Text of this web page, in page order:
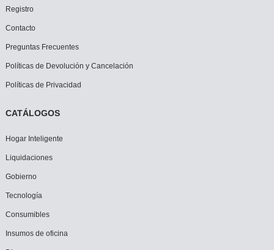
Registro
Contacto
Preguntas Frecuentes
Políticas de Devolución y Cancelación
Políticas de Privacidad
CATÁLOGOS
Hogar Inteligente
Liquidaciones
Gobierno
Tecnología
Consumibles
Insumos de oficina